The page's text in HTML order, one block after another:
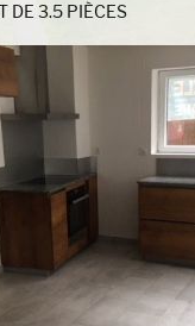
DE 3.5 PIÈCES